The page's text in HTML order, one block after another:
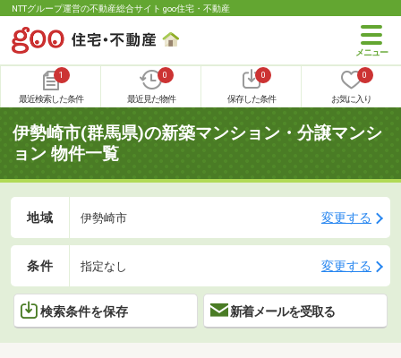
NTTグループ運営の不動産総合サイト goo住宅・不動産
1
最近検索した条件
0
最近見た物件
0
保存した条件
0
お気に入り
伊勢崎市(群馬県)の新築マンション・分譲マンシ
ョン 物件一覧
地域 伊勢崎市 変更する
条件 指定なし 変更する
検索条件を保存 新着メールを受取る